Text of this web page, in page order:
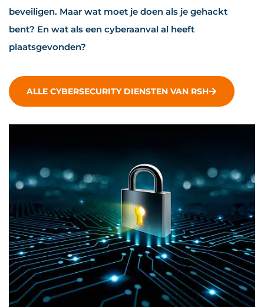
beveiligen. Maar wat moet je doen als je gehackt
bent? En wat als een cyberaanval al heeft
plaatsgevonden?
ALLE CYBERSECURITY DIENSTEN VAN RSH